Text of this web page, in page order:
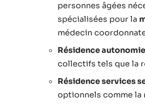
personnes âgées
spécialisées pour la
médecin
Résidence autonomie
collectifs tels que la
Résidence services
optionnels comme la